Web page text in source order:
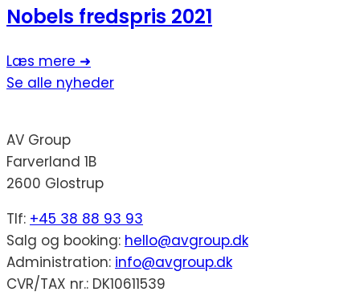
Nobels fredspris 2021
Læs mere ➜
Se alle nyheder
AV Group
Farverland 1B
2600 Glostrup
Tlf: +45 38 88 93 93
Salg og booking: hello@avgroup.dk
Administration: info@avgroup.dk
CVR/TAX nr.: DK10611539